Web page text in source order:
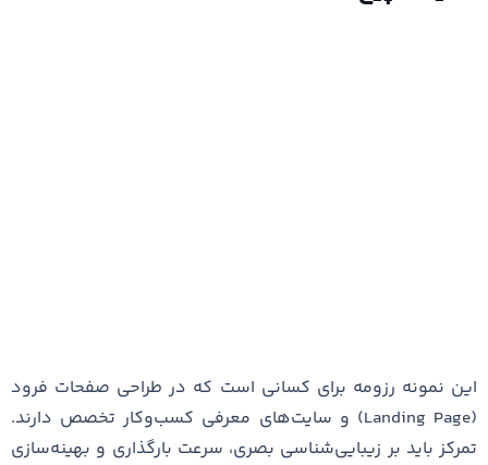
این نمونه رزومه برای کسانی است که در طراحی صفحات فرود
(Landing Page) و سایت‌های معرفی کسب‌وکار تخصص دارند.
تمرکز باید بر زیبایی‌شناسی بصری، سرعت بارگذاری و بهینه‌سازی